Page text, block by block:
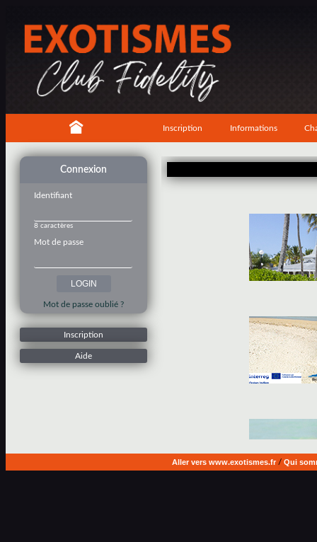
Inscription Informations
Connexion
Identifiant
8 caractères
Mot de passe
Mot de passe oublié ?
Inscription
Aide
Aller vers www.exotismes.fr/ Qui